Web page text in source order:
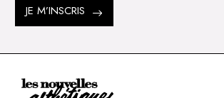
JE M’INSCRIS